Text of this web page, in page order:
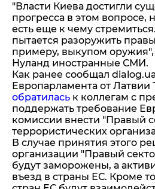
"Власти Киева достигли
прогресса в этом
есть еще к чему
пытается разоружить
примеру, выкупом оружия",
Нуланд иностранные СМИ.
Как ранее сообщал
Европарламента от Латвии
обратилась к коллегам с
поддержать требование
комиссии внести "Правый
террористических
В случае принятия этого
организации "Правый
будут заморожены, а
въезд в страны ЕС. Кроме